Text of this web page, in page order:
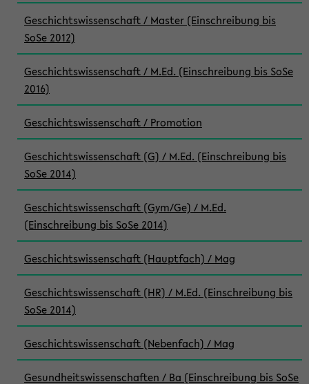
Geschichtswissenschaft / Master (Einschreibung bis
SoSe 2012)
Geschichtswissenschaft / M.Ed. (Einschreibung bis SoSe
2016)
Geschichtswissenschaft / Promotion
Geschichtswissenschaft (G) / M.Ed. (Einschreibung bis
SoSe 2014)
Geschichtswissenschaft (Gym/Ge) / M.Ed.
(Einschreibung bis SoSe 2014)
Geschichtswissenschaft (Hauptfach) / Mag
Geschichtswissenschaft (HR) / M.Ed. (Einschreibung bis
SoSe 2014)
Geschichtswissenschaft (Nebenfach) / Mag
Gesundheitswissenschaften / Ba (Einschreibung bis SoSe